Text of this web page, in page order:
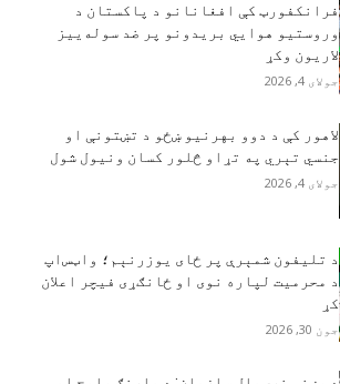
فرانکفورټ کې افغانانو د پاکستان د
وروستیو هوايي بریدونو پر ضد سوله‌ییز
لاریون وکړ
جولای 4, 2026
لاهور کې د دوو بهرنیو ښځو د تښتونې او
جنسي تېري په تړاو څلور کسان ونیول شول
جولای 4, 2026
د تلیفون شمېرې پر ځای یوزرنېم؛ واټس‌اپ
د محرمیت لپاره نوی او ځانګړی فیچر اعلان
کړ
جون 30, 2026